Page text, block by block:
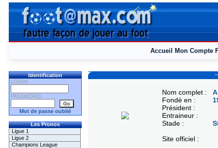
Accueil Mon Compte
Identification
LOGIN
PASSWORD
Mot de passe oublié
Les Pronos
Ligue 1
Ligue 2
Champions League
Nom complet :
Fondé en :
Président :
Entraineur :
Stade :
Site officiel :